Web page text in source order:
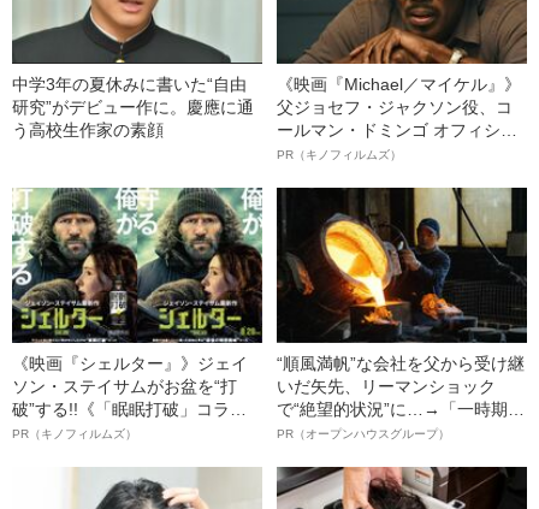
中学3年の夏休みに書いた“自由
研究”がデビュー作に。慶應に通
う高校生作家の素顔
《映画『Michael／マイケル』》
父ジョセフ・ジャクソン役、コ
ールマン・ドミンゴ オフィシャ
ルインタビュー“観客を魅了した
語る”《日本興収70億円突破》
PR（キノフィルムズ）
《映画『シェルター』》ジェイ
ソン・ステイサムがお盆を“打
破”する!!《「眠眠打破」コラ
ボ》
PR（キノフィルムズ）
“順風満帆”な会社を父から受け継
いだ矢先、リーマンショック
で“絶望的状況”に…→「一時期は
納品3年待ち」のヒット商品を生
明かす、“逆転の戦術”
PR（オープンハウスグループ）